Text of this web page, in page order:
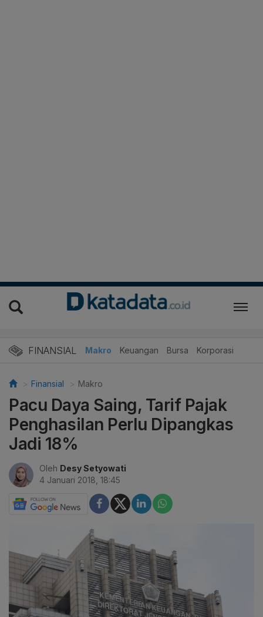
FINANSIAL Makro Keuangan Bursa Korporasi
Finansial Makro
Pacu Daya Saing, Tarif Pajak
Penghasilan Perlu Dipangkas
Jadi 18%
Oleh Desy Setyowati
4 Januari 2018, 18:45